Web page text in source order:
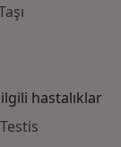
hastalıklar